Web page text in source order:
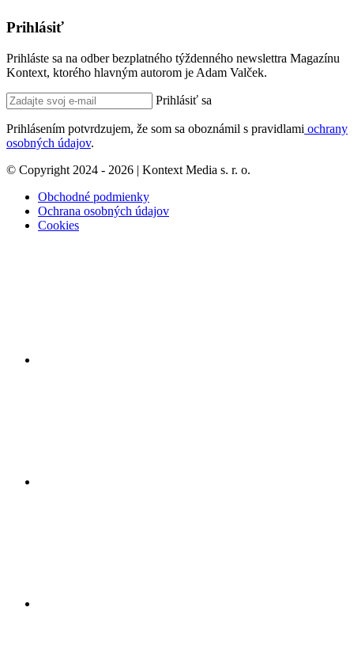
Prihlásiť
Prihláste sa na odber bezplatného týždenného newslettra Magazínu
Kontext, ktorého hlavným autorom je Adam Valček.
Prihlásiť sa
Prihlásením potvrdzujem, že som sa oboznámil s pravidlami ochrany
osobných údajov.
© Copyright 2024 - 2026 | Kontext Media s. r. o.
Obchodné podmienky
Ochrana osobných údajov
Cookies